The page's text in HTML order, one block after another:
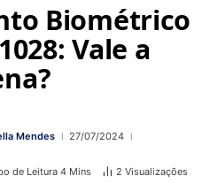
Biométrico
Vale a
Mendes 27/07/2024
de Leitura 4 Mins 2 Visualizações